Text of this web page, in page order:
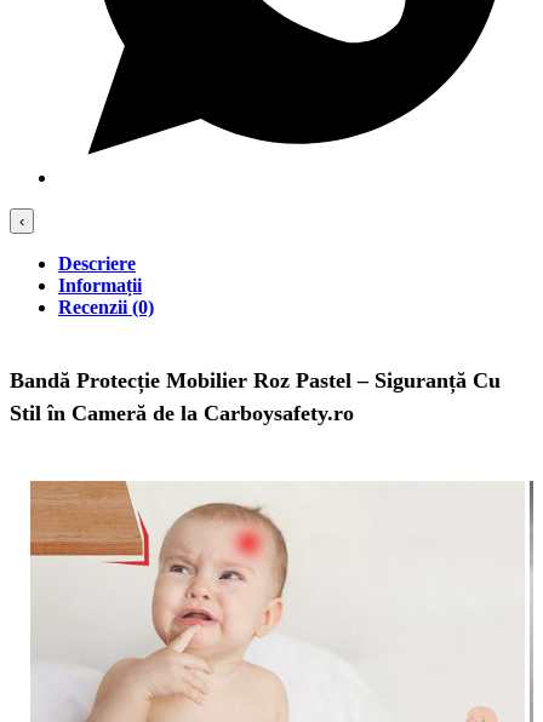
‹
Descriere
Informații
Recenzii (0)
Bandă Protecție Mobilier Roz Pastel – Siguranță Cu
Stil în Cameră de la Carboysafety.ro